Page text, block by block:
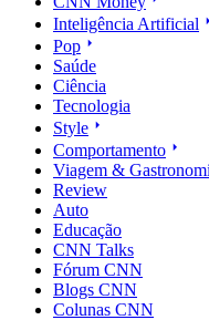
Inteligência Artificial
Pop
Saúde
Ciência
Tecnologia
Style
Comportamento
Viagem &
Review
Auto
Educação
CNN Talks
Fórum CNN
Blogs CNN
Colunas CNN